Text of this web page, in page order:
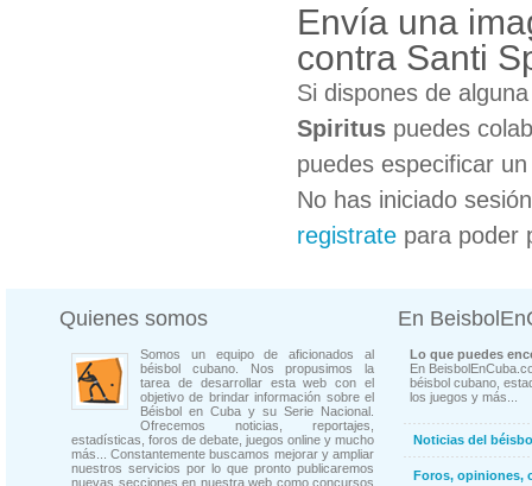
Envía una
contra Santi
Si dispones de
Spiritus puedes
puedes especificar
No has iniciado
registrate para poder
Quienes somos
Somos un equipo de aficionados al
béisbol cubano. Nos propusimos la
tarea de desarrollar esta web con el
objetivo de brindar información sobre el
Béisbol en Cuba y su Serie Nacional.
Ofrecemos noticias, reportajes,
estadísticas, foros de debate, juegos online y mucho
más... Constantemente buscamos mejorar y ampliar
nuestros servicios por lo que pronto publicaremos
nuevas secciones en nuestra web como concursos
En
Lo que puedes
En
béisbol cubano,
los juegos y más...
Noticias del
Foros, opiniones,